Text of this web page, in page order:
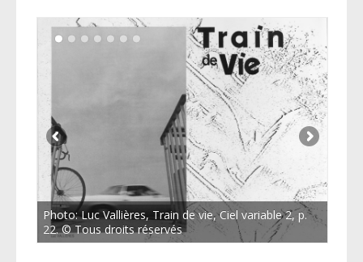
Photo: Luc Vallières, Train de vie, Ciel variable 2, p.
22. © Tous droits réservés